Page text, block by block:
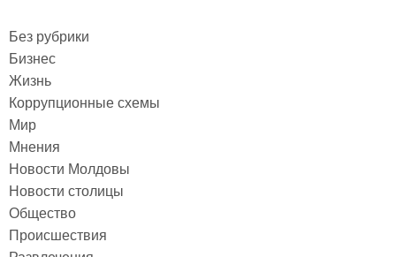
Без рубрики
Бизнес
Жизнь
Коррупционные схемы
Мир
Мнения
Новости Молдовы
Новости столицы
Общество
Происшествия